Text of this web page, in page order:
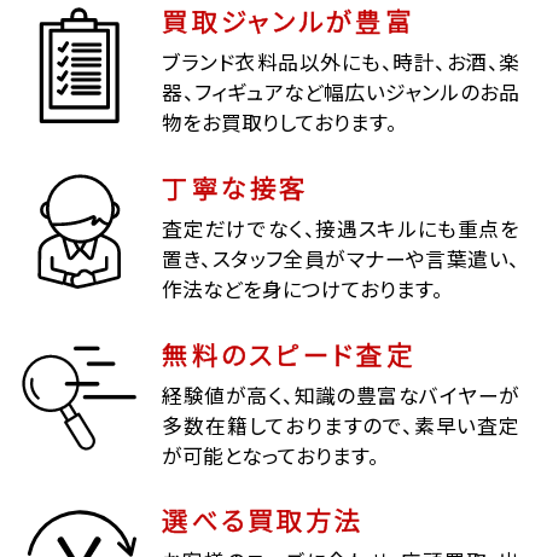
買取ジャンルが豊富
ブランド衣料品以外にも、時計、お酒、楽
器、フィギュアなど幅広いジャンルのお品
物をお買取りしております。
丁寧な接客
査定だけでなく、接遇スキルにも重点を
置き、スタッフ全員がマナーや言葉遣い、
作法などを身につけております。
無料のスピード査定
経験値が高く、知識の豊富なバイヤーが
多数在籍しておりますので、素早い査定
が可能となっております。
選べる買取方法